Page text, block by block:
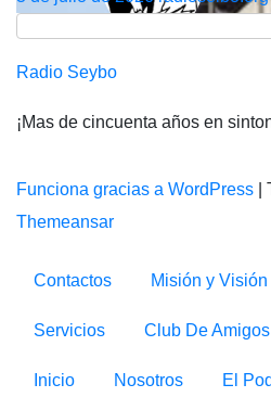
Radio Seybo
¡Mas de cincuenta años en
Funciona gracias a WordPress
Themeansar
Contactos Misión y Visión
Servicios Club De Amigos
Inicio Nosotros El